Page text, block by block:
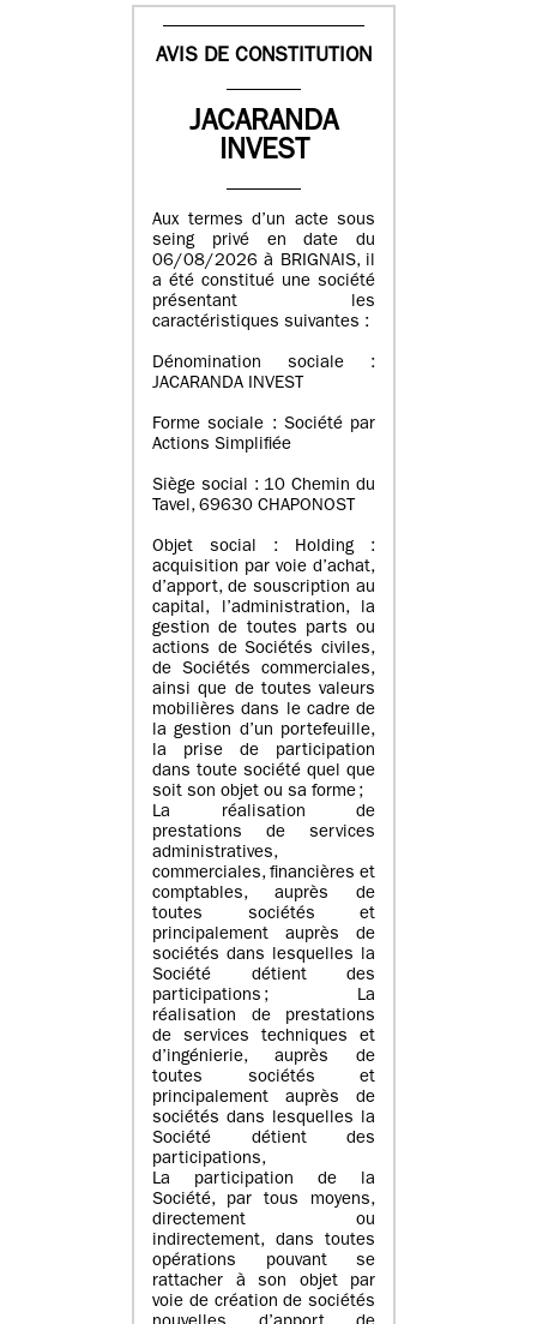
AVIS DE CONSTITUTION
JACARANDA
INVEST
Aux termes d’un acte sous
seing privé en date du
06/08/2026 à BRIGNAIS, il
a été constitué une société
présentant les
caractéristiques suivantes :
Dénomination sociale :
JACARANDA INVEST
Forme sociale : Société par
Actions Simplifiée
Siège social : 10 Chemin du
Tavel, 69630 CHAPONOST
Objet social : Holding :
acquisition par voie d’achat,
d’apport, de souscription au
capital, l’administration, la
gestion de toutes parts ou
actions de Sociétés civiles,
de Sociétés commerciales,
ainsi que de toutes valeurs
mobilières dans le cadre de
la gestion d’un portefeuille,
la prise de participation
dans toute société quel que
soit son objet ou sa forme ;
La réalisation de
prestations de services
administratives,
commerciales, financières et
comptables, auprès de
toutes sociétés et
principalement auprès de
sociétés dans lesquelles la
Société détient des
participations ; La
réalisation de prestations
de services techniques et
d’ingénierie, auprès de
toutes sociétés et
principalement auprès de
sociétés dans lesquelles la
Société détient des
participations,
La participation de la
Société, par tous moyens,
directement ou
indirectement, dans toutes
opérations pouvant se
rattacher à son objet par
voie de création de sociétés